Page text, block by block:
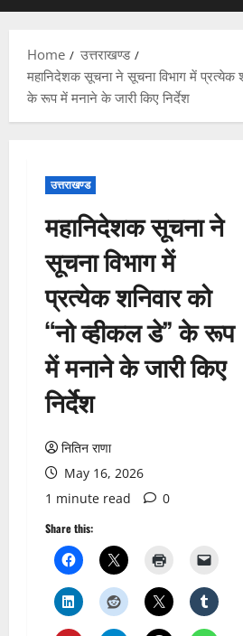
Home
उत्तराखण्ड
महानिदेशक सूचना ने सूचना विभाग में प्रत्येक
के रूप में मनाने के जारी किए निर्देश
उत्तराखण्ड
महानिदेशक सूचना ने
सूचना विभाग में
प्रत्येक शनिवार को
“नो व्हीकल डे” के रूप
में मनाने के जारी किए
निर्देश
नितिन राणा
May 16, 2026
1 minute read
0
Share this: